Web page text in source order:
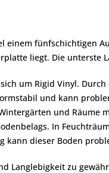
einem fünfschichtigen
liegt. Die unterste
um Rigid Vinyl.
und kann
und Räume
In
kann dieser Boden
Langlebigkeit zu